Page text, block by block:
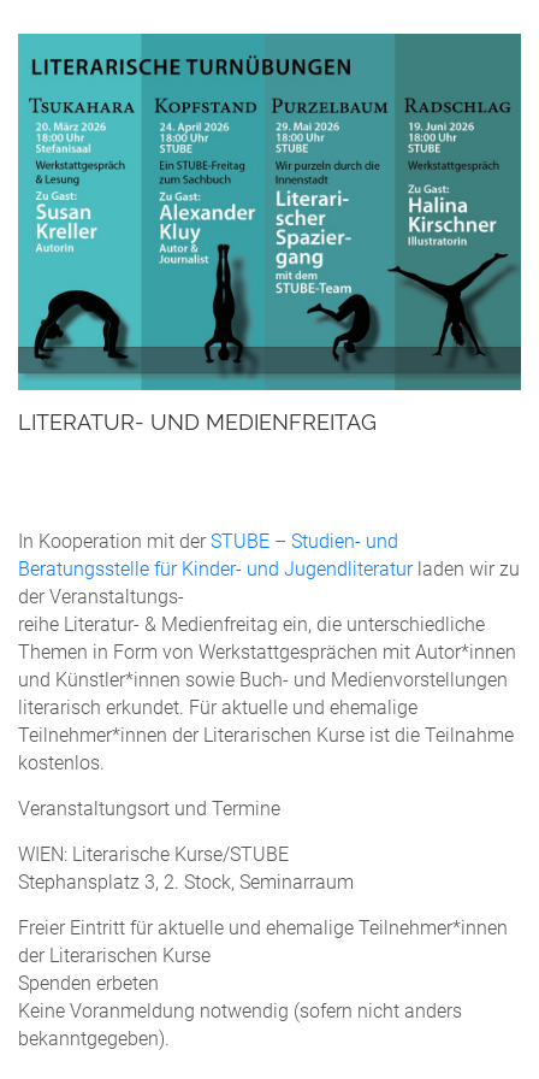
LITERATUR- UND MEDIENFREITAG
In Kooperation mit der STUBE – Studien- und
Beratungsstelle für Kinder- und Jugendliteraturladen wir zu
der Veranstaltungs-
reihe Literatur- & Medienfreitag ein, die unterschiedliche
Themen in Form von Werkstattgesprächen mit Autor*innen
und Künstler*innen sowie Buch- und Medienvorstellungen
literarisch erkundet. Für aktuelle und ehemalige
Teilnehmer*innen der Literarischen Kurse ist die Teilnahme
kostenlos.
Veranstaltungsort und Termine
WIEN: Literarische Kurse/STUBE
Stephansplatz 3, 2. Stock, Seminarraum
Freier Eintritt für aktuelle und ehemalige Teilnehmer*innen
der Literarischen Kurse
Spenden erbeten
Keine Voranmeldung notwendig (sofern nicht anders
bekanntgegeben).